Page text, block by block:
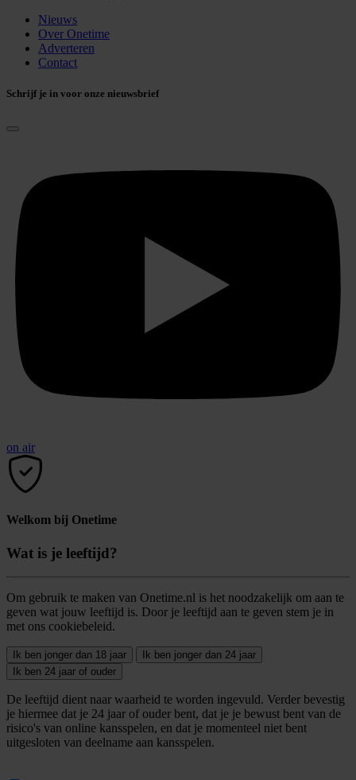
Nieuws
Over Onetime
Adverteren
Contact
Schrijf je in voor onze nieuwsbrief
on air
Welkom bij Onetime
Wat is je leeftijd?
Om gebruik te maken van Onetime.nl is het noodzakelijk om aan te
geven wat jouw leeftijd is. Door je leeftijd aan te geven stem je in
met ons cookiebeleid.
Ik ben jonger dan 18 jaar
Ik ben jonger dan 24 jaar
Ik ben 24 jaar of ouder
De leeftijd dient naar waarheid te worden ingevuld. Verder bevestig
je hiermee dat je 24 jaar of ouder bent, dat je je bewust bent van de
risico's van online kansspelen, en dat je momenteel niet bent
uitgesloten van deelname aan kansspelen.